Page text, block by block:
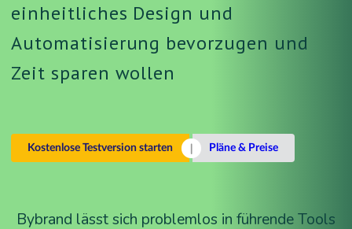
einheitliches Design und
Automatisierung bevorzugen und
Zeit sparen wollen
Kostenlose Testversion starten Pläne & Preise
Bybrand lässt sich problemlos in führende Tools